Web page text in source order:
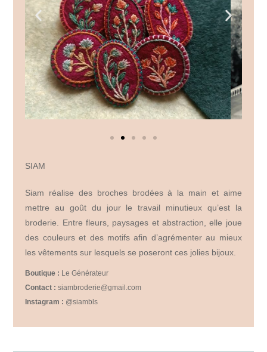
SIAM
Siam réalise des broches brodées à la main et aime
mettre au goût du jour le travail minutieux qu’est la
broderie. Entre fleurs, paysages et abstraction, elle joue
des couleurs et des motifs afin d’agrémenter au mieux
les vêtements sur lesquels se poseront ces jolies bijoux.
Boutique : Le Générateur
Contact : siambroderie@gmail.com
Instagram : @siambls